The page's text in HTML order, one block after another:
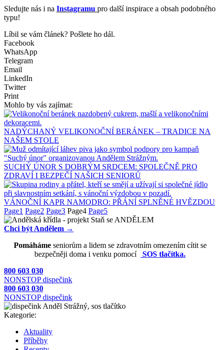
Sledujte nás i na Instagramu pro další inspirace a obsah podobného
typu!
Líbil se vám článek? Pošlete ho dál.
Facebook
WhatsApp
Telegram
Email
LinkedIn
Twitter
Print
Mohlo by vás zajímat:
NADÝCHANÝ VELIKONOČNÍ BERÁNEK – TRADICE NA
NAŠEM STOLE
SUCHÝ ÚNOR S DOBRÝM SRDCEM: SPOLEČNĚ PRO
ZDRAVÍ I BEZPEČÍ NAŠICH SENIORŮ
VÁNOČNÍ KAPR NAMODRO: PŘÁNÍ SPLNĚNÉ HVĚZDOU
Page1 Page2 Page3 Page4 Page5
Chci být Andělem →
Pomáhámeseniorům a lidem se zdravotním omezením cítit se
bezpečněji doma i venku pomocí
SOS tlačítka.
800 603 030
NONSTOP dispečink
800 603 030
NONSTOP dispečink
Kategorie:
Aktuality
Příběhy